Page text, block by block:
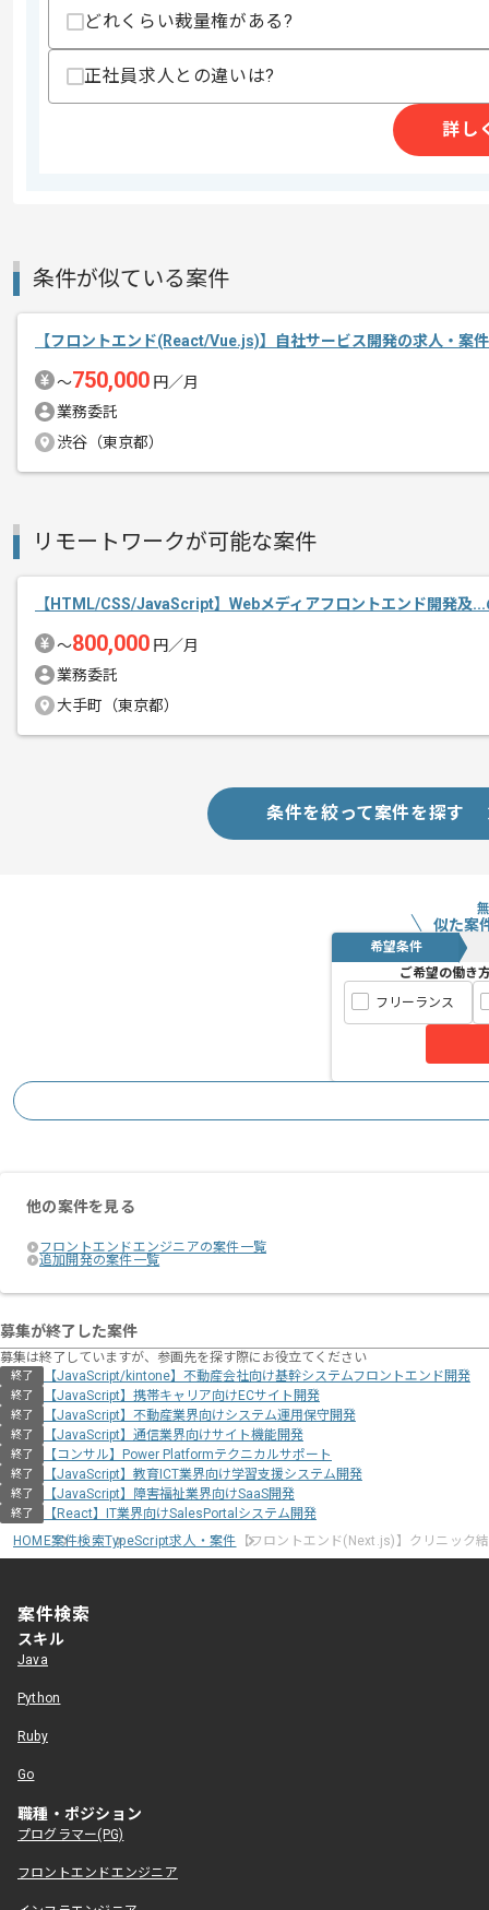
・Pythonを用いたサーバーサイドの開
上記に似た経験やスキルをお持ちであれば
精算基準時間
その他募集要項
メント
医療関連サービスに携わることが出来
Next.jsの開発経験を活かすことができる
キャリアパスも多岐にわたり、技術の
どれくらい裁量権がある?
正社員求人との違いは?
詳し
条件が似ている案件
【フロントエンド(React/Vue.js)】自社サービス開発の求人・案件
〜750,000 円／月
業務委託
渋谷（東京都）
リモートワークが可能な案件
【HTML/CSS/JavaScript】Webメディアフロントエンド開発及
〜800,000 円／月
業務委託
大手町（東京都）
条件を絞って案件を探す
似た案
希望条件
ご希望の働き
フリーランス
他の案件を見る
フロントエンドエンジニアの案件一覧
追加開発の案件一覧
募集が終了した案件
募集は終了していますが、参画先を探す際にお役立てください
終了 【JavaScript/kintone】不動産会社向け基幹システムフロントエンド開発
終了 【JavaScript】携帯キャリア向けECサイト開発
終了 【JavaScript】不動産業界向けシステム運用保守開発
終了 【JavaScript】通信業界向けサイト機能開発
終了 【コンサル】Power Platformテクニカルサポート
終了 【JavaScript】教育ICT業界向け学習支援システム開発
終了 【JavaScript】障害福祉業界向けSaaS開発
終了
【React】IT業界向けSalesPortalシステム開発
HOME案件検索TypeScript求人・案件 【フロントエンド(Next.js)】クリニック
案件検索
スキル
Java
Python
Ruby
Go
職種・ポジション
プログラマー(PG)
フロントエンドエンジニア